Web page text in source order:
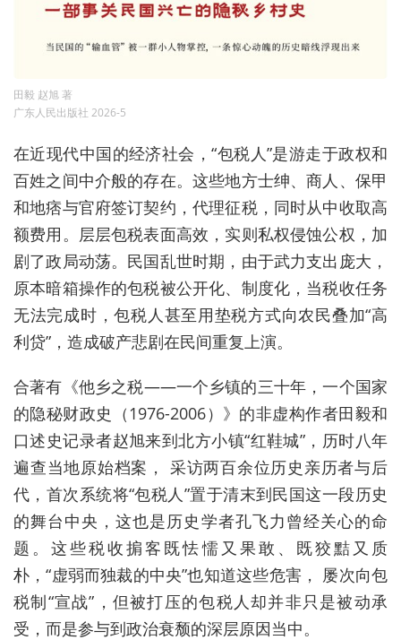
田毅 赵旭 著
广东人民出版社 2026-5
在近现代中国的经济社会，“包税人”是游走于政权和
百姓之间中介般的存在。这些地方士绅、商人、保甲
和地痞与官府签订契约，代理征税，同时从中收取高
额费用。层层包税表面高效，实则私权侵蚀公权，加
剧了政局动荡。民国乱世时期，由于武力支出庞大，
原本暗箱操作的包税被公开化、制度化，当税收任务
无法完成时，包税人甚至用垫税方式向农民叠加“高
利贷”，造成破产悲剧在民间重复上演。
合著有《他乡之税——一个乡镇的三十年，一个国家
的隐秘财政史（1976-2006）》的非虚构作者田毅和
口述史记录者赵旭来到北方小镇“红鞋城”，历时八年
遍查当地原始档案， 采访两百余位历史亲历者与后
代，首次系统将“包税人”置于清末到民国这一段历史
的舞台中央，这也是历史学者孔飞力曾经关心的命
题。这些税收掮客既怯懦又果敢、既狡黠又质
朴，“虚弱而独裁的中央”也知道这些危害， 屡次向包
税制“宣战”，但被打压的包税人却并非只是被动承
受，而是参与到政治衰颓的深层原因当中。